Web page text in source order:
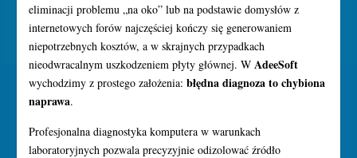
eliminacji problemu „na oko” lub na podstawie domysłów z
internetowych forów najczęściej kończy się generowaniem
niepotrzebnych kosztów, a w skrajnych przypadkach
nieodwracalnym uszkodzeniem płyty głównej. WAdeeSoft
wychodzimy z prostego założenia:błędna diagnoza to chybiona
naprawa.
Profesjonalna diagnostyka komputera w warunkach
laboratoryjnych pozwala precyzyjnie odizolować źródło